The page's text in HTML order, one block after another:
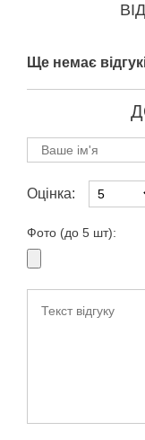
Ще немає
Оцінка:
Фото (до 5 шт):